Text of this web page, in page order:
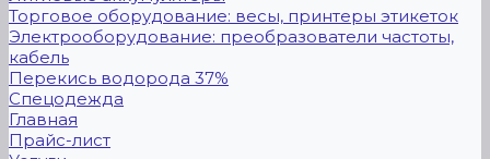
Торговое оборудование: весы, принтеры этикеток
Электрооборудование: преобразователи частоты,
кабель
Перекись водорода 37%
Спецодежда
Главная
Прайс-лист